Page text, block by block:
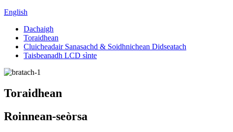
English
Dachaigh
Toraidhean
Cluicheadair Sanasachd & Soidhnichean Didseatach
Taisbeanadh LCD sìnte
Toraidhean
Roinnean-seòrsa